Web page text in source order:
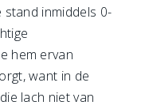
inmiddels 0-
hem ervan
want in de
lach niet van